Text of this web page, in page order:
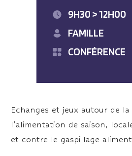
Echanges et jeux autour de
l’alimentation de saison,
et contre le gaspillage
9H30 > 12H00
FAMILLE
CONFÉRENCE